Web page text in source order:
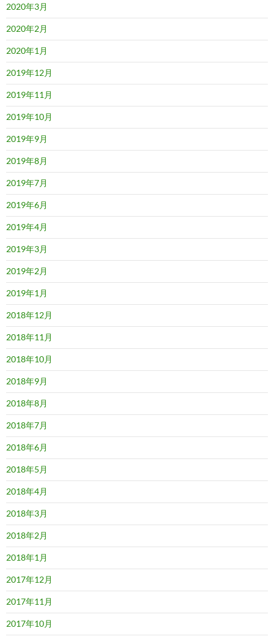
2020年3月
2020年2月
2020年1月
2019年12月
2019年11月
2019年10月
2019年9月
2019年8月
2019年7月
2019年6月
2019年4月
2019年3月
2019年2月
2019年1月
2018年12月
2018年11月
2018年10月
2018年9月
2018年8月
2018年7月
2018年6月
2018年5月
2018年4月
2018年3月
2018年2月
2018年1月
2017年12月
2017年11月
2017年10月